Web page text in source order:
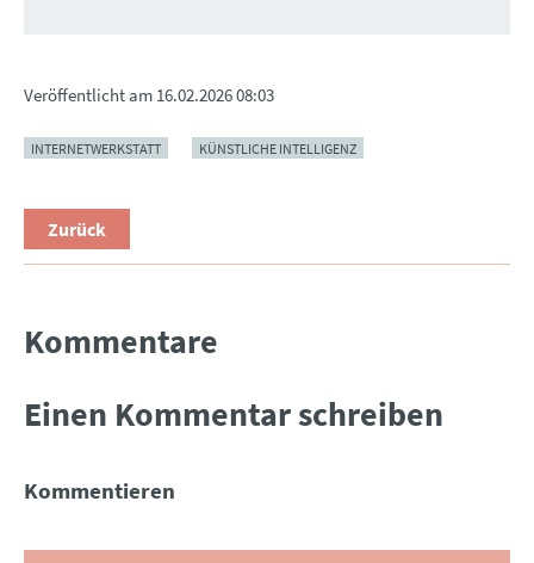
Veröffentlicht am 16.02.2026 08:03
INTERNETWERKSTATT KÜNSTLICHE INTELLIGENZ
Zurück
Kommentare
Einen Kommentar schreiben
Kommentieren